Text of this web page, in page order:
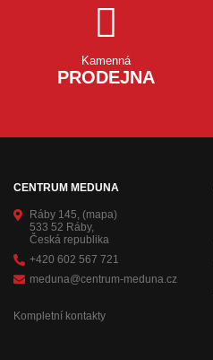
Kamenná
PRODEJNA
CENTRUM MEDUNA
Ráby 145, (mapa)
533 52 Ráby,
Česká republika
+420 602 567 721
meduna@centrum-meduna.cz
Kompletní kontakty